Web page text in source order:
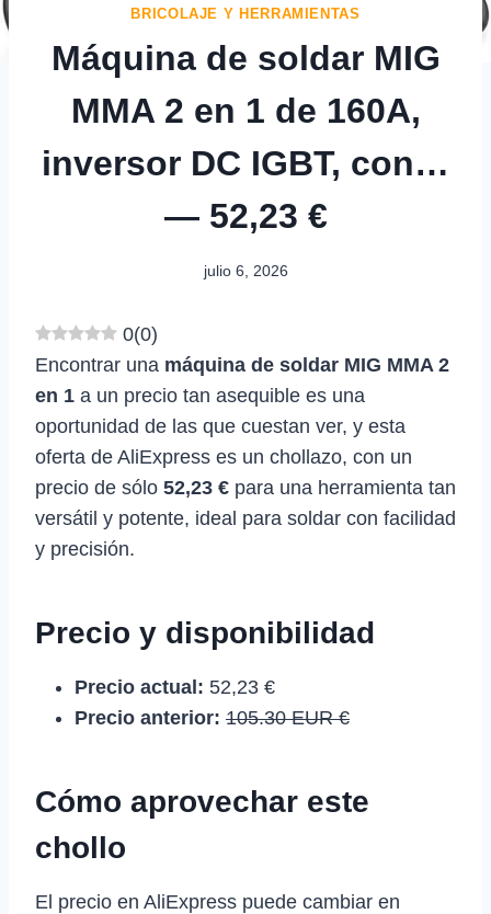
BRICOLAJE Y HERRAMIENTAS
Máquina de soldar MIG
MMA 2 en 1 de 160A,
inversor DC IGBT, con…
— 52,23 €
julio 6, 2026
0(0)
Encontrar una máquina de soldar MIG MMA 2
en 1 a un precio tan asequible es una
oportunidad de las que cuestan ver, y esta
oferta de AliExpress es un chollazo, con un
precio de sólo 52,23 € para una herramienta tan
versátil y potente, ideal para soldar con facilidad
y precisión.
Precio y disponibilidad
Precio actual: 52,23 €
Precio anterior: 105.30 EUR €
Cómo aprovechar este
chollo
El precio en AliExpress puede cambiar en